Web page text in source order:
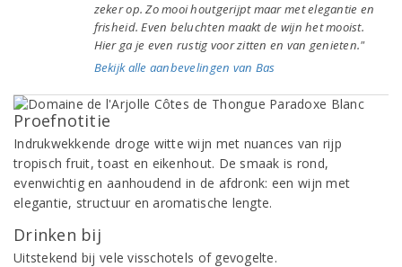
zeker op. Zo mooi houtgerijpt maar met elegantie en
frisheid. Even beluchten maakt de wijn het mooist.
Hier ga je even rustig voor zitten en van genieten."
Bekijk alle aanbevelingen van Bas
Proefnotitie
Indrukwekkende droge witte wijn met nuances van rijp
tropisch fruit, toast en eikenhout. De smaak is rond,
evenwichtig en aanhoudend in de afdronk: een wijn met
elegantie, structuur en aromatische lengte.
Drinken bij
Uitstekend bij vele visschotels of gevogelte.